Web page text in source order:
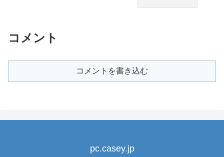
コメント
コメントを書き込む
pc.casey.jp